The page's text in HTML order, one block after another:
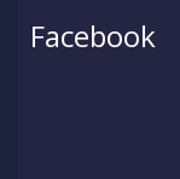
Facebook